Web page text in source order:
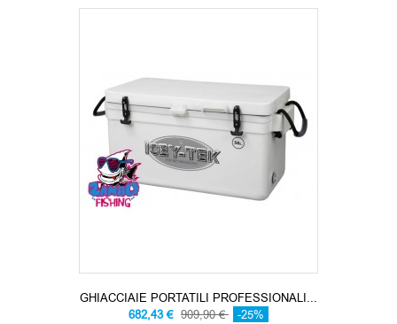
GHIACCIAIE PORTATILI PROFESSIONALI...
682,43 € 909,90 € -25%